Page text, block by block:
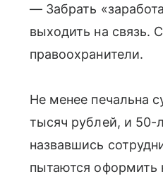
— Забрать
выходить на связь.
правоохранители.
Не менее печальна
тысяч рублей, и 50-
назвавшись
пытаются оформить